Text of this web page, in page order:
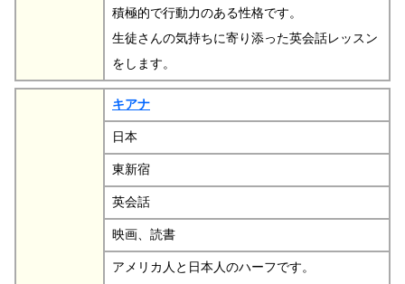
積極的で行動力のある性格です。
生徒さんの気持ちに寄り添った英会話レッスン
をします。
キアナ
日本
東新宿
英会話
映画、読書
アメリカ人と日本人のハーフです。